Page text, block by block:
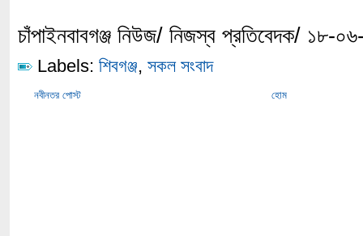
চাঁপাইনবাবগঞ্জ নিউজ/ নিজস্ব প্রতিবেদক/ ১৮-
Labels: শিবগঞ্জ, সকল সংবাদ
নবীনতর পোস্ট হোম